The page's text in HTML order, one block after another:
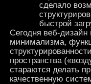
сделало
быстрой
Сегодня веб-дизайн
минимализма,
пространства
стараются делать
качественную